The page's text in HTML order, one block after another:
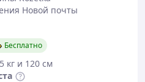
Новой почты
Бесплатно
кг и 120 см